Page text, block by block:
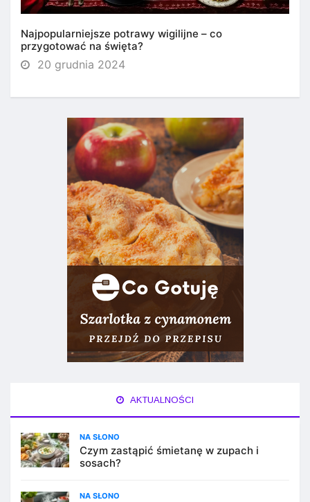
Najpopularniejsze potrawy wigilijne – co
przygotować na święta?
20 grudnia 2024
AKTUALNOŚCI
NA SŁONO
Czym zastąpić śmietanę w zupach i
sosach?
NA SŁONO